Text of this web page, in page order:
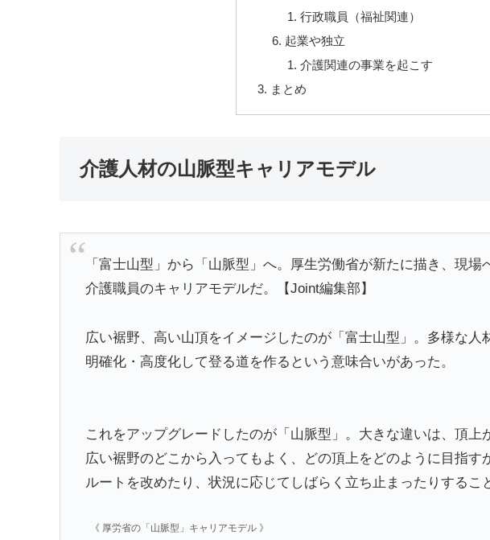
行政職員（福祉関連）
起業や独立
介護関連の事業を起こす
まとめ
介護人材の山脈型キャリアモデル
「富士山型」から「山脈型」へ。厚生労働省が新たに描き、現
介護職員のキャリアモデルだ。【Joint編集部】
広い裾野、高い山頂をイメージしたのが「富士山型」。多様な人
明確化・高度化して登る道を作るという意味合いがあった。
これをアップグレードしたのが「山脈型」。大きな違いは、頂上
広い裾野のどこから入ってもよく、どの頂上をどのように目指す
ルートを改めたり、状況に応じてしばらく立ち止まったりするこ
《 厚労省の「山脈型」キャリアモデル 》